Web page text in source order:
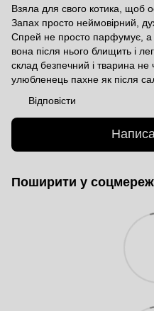
Взяла для свого котика, щоб
Запах просто неймовірний,
Спрей не просто парфумує,
вона після нього блищить і
склад безпечний і тварина
улюбленець пахне як після
Відповісти
Поширити у